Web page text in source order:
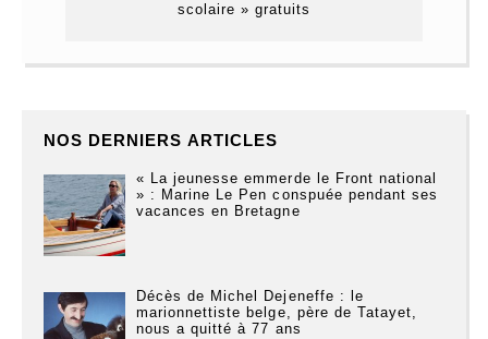
scolaire » gratuits
NOS DERNIERS ARTICLES
« La jeunesse emmerde le Front national
» : Marine Le Pen conspuée pendant ses
vacances en Bretagne
Décès de Michel Dejeneffe : le
marionnettiste belge, père de Tatayet,
nous a quitté à 77 ans